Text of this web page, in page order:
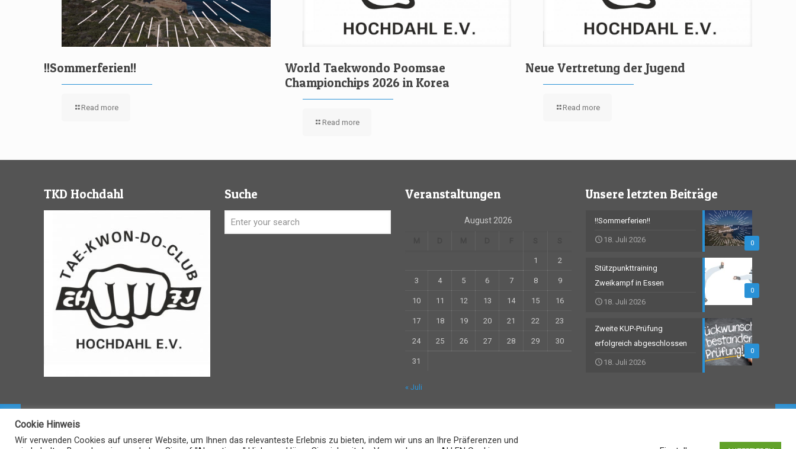
!!Sommerferien!!
Read more
World Taekwondo Poomsae
Championchips 2026 in Korea
Read more
Neue Vertretung der Jugend
Read more
TKD Hochdahl Suche Veranstaltungen
August 2026
1 2
3 4 5 6 7 8 9
10 11 12 13 14 15 16
17 18 19 20 21 22 23
24 25 26 27 28 29 30
31
« Juli
Unsere letzten Beiträge
0
!!Sommerferien!!
18. Juli 2026
0
Stützpunkttraining
Zweikampf in Essen
18. Juli 2026
0
Zweite KUP-Prüfung
erfolgreich abgeschlossen
18. Juli 2026
© TKD-Hochdahl 2021 Impressum Datenschutz
Cookie Hinweis
Wir verwenden Cookies auf unserer Website, um Ihnen das relevanteste Erlebnis zu bieten, indem wir uns an Ihre Präferenzen und